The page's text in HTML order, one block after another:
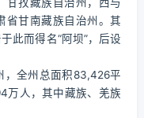
省甘南藏族自治州。其
此而得名“阿坝”，后设
，全州总面积83,426平
万人，其中藏族、羌族